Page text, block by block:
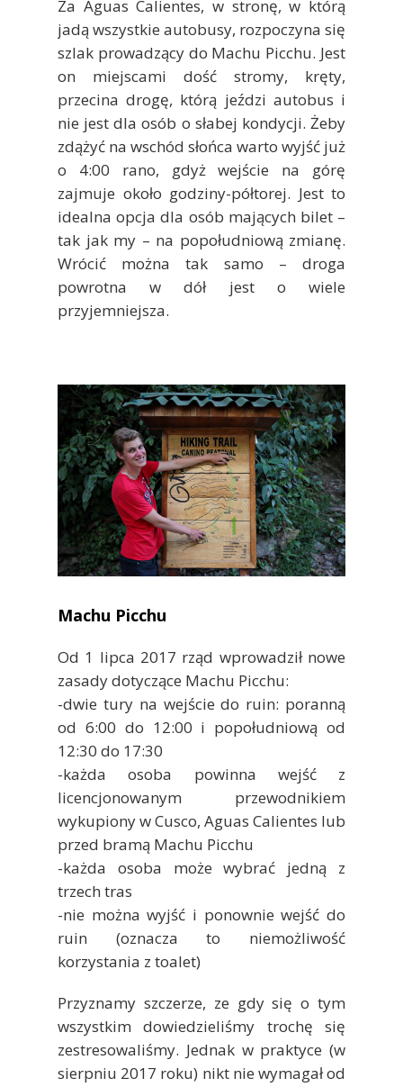
Za Aguas Calientes, w stronę, w którą
jadą wszystkie autobusy, rozpoczyna się
szlak prowadzący do Machu Picchu. Jest
on miejscami dość stromy, kręty,
przecina drogę, którą jeździ autobus i
nie jest dla osób o słabej kondycji. Żeby
zdążyć na wschód słońca warto wyjść już
o 4:00 rano, gdyż wejście na górę
zajmuje około godziny-półtorej. Jest to
idealna opcja dla osób mających bilet –
tak jak my – na popołudniową zmianę.
Wrócić można tak samo – droga
powrotna w dół jest o wiele
przyjemniejsza.
Machu Picchu
Od 1 lipca 2017 rząd wprowadził nowe
zasady dotyczące Machu Picchu:
-dwie tury na wejście do ruin: poranną
od 6:00 do 12:00 i popołudniową od
12:30 do 17:30
-każda osoba powinna wejść z
licencjonowanym przewodnikiem
wykupiony w Cusco, Aguas Calientes lub
przed bramą Machu Picchu
-każda osoba może wybrać jedną z
trzech tras
-nie można wyjść i ponownie wejść do
ruin (oznacza to niemożliwość
korzystania z toalet)
Przyznamy szczerze, ze gdy się o tym
wszystkim dowiedzieliśmy trochę się
zestresowaliśmy. Jednak w praktyce (w
sierpniu 2017 roku) nikt nie wymagał od